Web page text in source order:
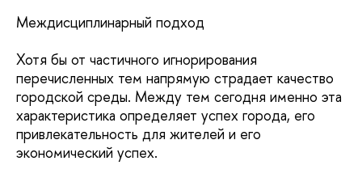
Междисциплинарный подход
Хотя бы от частичного игнорирования
перечисленных тем напрямую страдает качество
городской среды. Между тем сегодня именно эта
характеристика определяет успех города, его
привлекательность для жителей и его
экономический успех.